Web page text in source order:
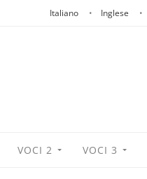
Italiano Inglese
VOCI 2 VOCI 3